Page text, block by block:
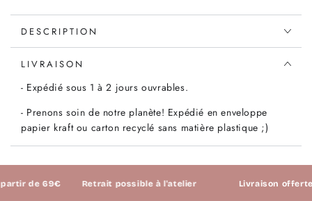
DESCRIPTION
LIVRAISON
- Expédié sous 1 à 2 jours ouvrables.
- Prenons soin de notre planète! Expédié en enveloppe
papier kraft ou carton recyclé sans matière plastique ;)
de 69€ Retrait possible à l'atelier Livraison offerte à